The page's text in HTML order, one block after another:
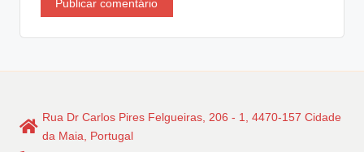
Rua Dr Carlos Pires Felgueiras, 206 - 1, 4470-157 Cidade
da Maia, Portugal